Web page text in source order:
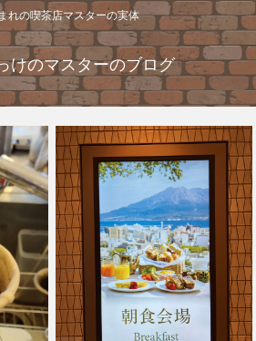
れの喫茶店マスターの実体
けのマスターのブログ